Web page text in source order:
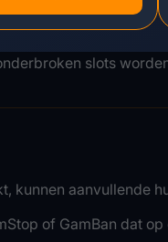
slots
kunnen aanvullende
of GamBan dat